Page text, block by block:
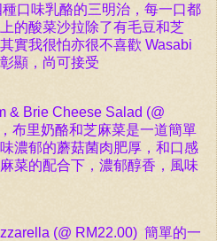
口味乳酪的三明治，每一口都
的酸菜沙拉除了有毛豆和芝
實我很怕亦很不喜歡 Wasabi
顯，尚可接受
& Brie Cheese Salad (@
布里奶酪和芝麻菜是一道簡單
濃郁的蘑菇菌肉肥厚，和口感
菜的配合下，濃郁醇香，風味
(@ RM22.00) 簡單的一